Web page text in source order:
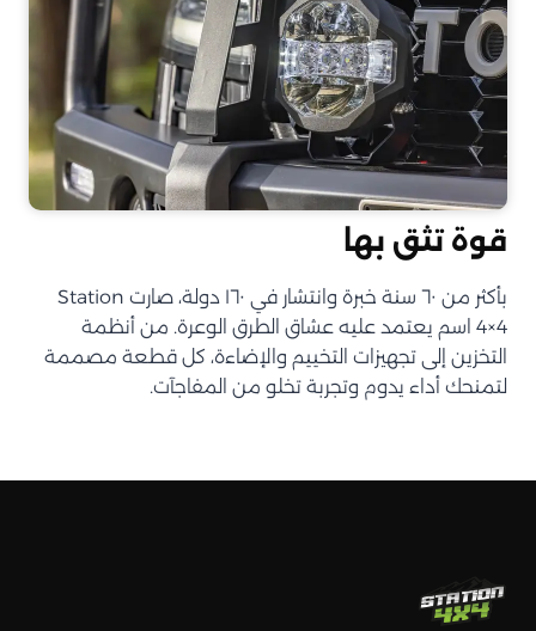
قوة تثق بها
بأكثر من ٦٠ سنة خبرة وانتشار في ١٦٠ دولة، صارت Station
4×4 اسم يعتمد عليه عشاق الطرق الوعرة. من أنظمة
التخزين إلى تجهيزات التخييم والإضاءة، كل قطعة مصممة
لتمنحك أداء يدوم وتجربة تخلو من المفاجآت.